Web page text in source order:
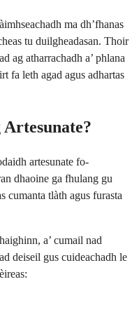
ma dh’fhanas
tu duilgheadasan. Thoir
ag atharrachadh a’ phlana
fa leth agad agus adhartas
Artesunate?
artesunate fo-
dhaoine ga fhulang gu
cumanta tlàth agus furasta
a’ cumail nad
deiseil gus cuideachadh le